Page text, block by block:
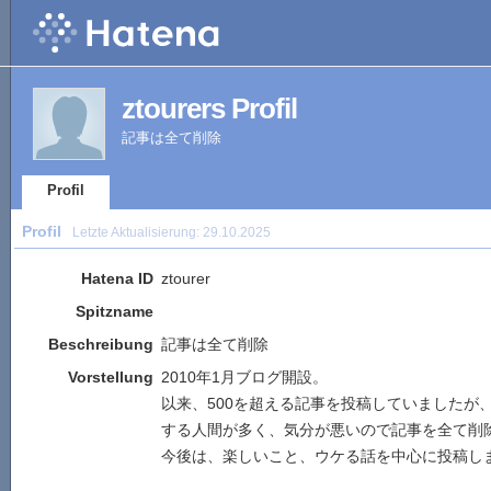
ztourers Profil
記事は全て削除
Profil
Profil Letzte Aktualisierung: 29.10.2025
Hatena ID ztourer
Spitzname
Beschreibung 記事は全て削除
Vorstellung 2010年1月ブログ開設。
以来、500を超える記事を投稿していましたが
する人間が多く、気分が悪いので記事を全て削
今後は、楽しいこと、ウケる話を中心に投稿し